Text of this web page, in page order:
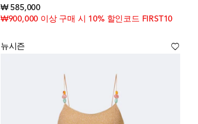
₩ 585,000original price
₩900,000 이상 구매 시 10% 할인코드 FIRST10
뉴시즌